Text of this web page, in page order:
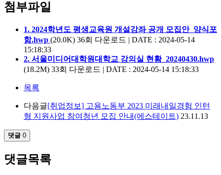
첨부파일
1. 2024학년도 평생교육원 개설강좌 공개 모집안_양식포
함.hwp (20.0K) 36회 다운로드 | DATE : 2024-05-14
15:18:33
2. 서울미디어대학원대학교 강의실 현황_20240430.hwp
(18.2M) 33회 다운로드 | DATE : 2024-05-14 15:18:33
목록
다음글[취업정보] 고용노동부 2023 미래내일경험 인턴
형 지원사업 참여청년 모집 안내(에스테이트) 23.11.13
댓글 0
댓글목록